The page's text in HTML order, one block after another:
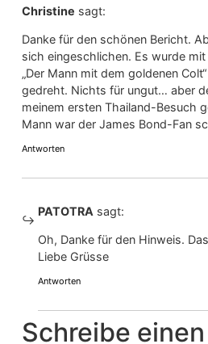
Christine sagt:
Danke für den schönen Bericht.
sich eingeschlichen. Es wurde
„Der Mann mit dem goldenen
gedreht. Nichts für ungut… aber
meinem ersten Thailand-Besuch
Mann war der James Bond-Fan
Antworten
PATOTRA sagt:
Oh, Danke für den Hinweis.
Liebe Grüsse
Antworten
Schreibe einen